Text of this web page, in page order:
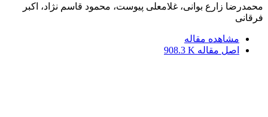
محمدرضا زارع بوانی، غلامعلی پیوست، محمود قاسم نژاد، اکبر
فرقانی
مشاهده مقاله
اصل مقاله 908.3 K